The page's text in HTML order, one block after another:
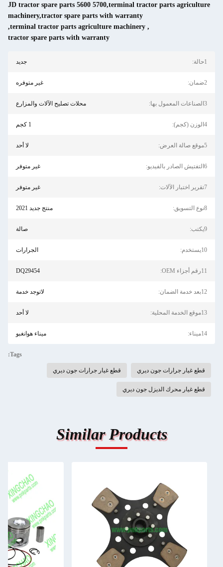
JD tractor spare parts 5600 5700,terminal tractor parts agriculture
machinery,tractor spare parts with warranty
,
terminal tractor parts agriculture machinery
,
tractor spare parts with warranty
1حالة: جديد
2ضمان: غير متوفره
3الصناعات المعمول بها: محلات تصليح الآلات والمزارع
4الوزن (كجم): 1 كجم
5موقع صالة العرض: لا أحد
6التفتيش الصادر بالفيديو: غير متوفر
7تقرير اختبار الآلات: غير متوفر
8نوع التسويق: منتج جديد 2021
9يكتب: صالة
10يستخدم: الجرارات
11رقم أجزاء OEM: DQ29454
12بعد خدمة الضمان: لاتوجد خدمة
13موقع الخدمة المحلية: لا أحد
14ميناء: ميناء هوانغبو
Tags:
قطع غيار جرارات جون ديري قطع غيار جرارات جون ديري
قطع غيار محرك الديزل جون ديري
Similar Products